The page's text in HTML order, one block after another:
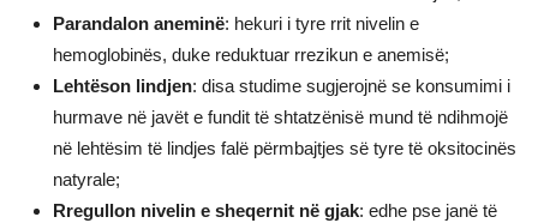
Parandalon aneminë: hekuri i tyre rrit nivelin e
hemoglobinës, duke reduktuar rrezikun e anemisë;
Lehtëson lindjen: disa studime sugjerojnë se konsumimi i
hurmave në javët e fundit të shtatzënisë mund të ndihmojë
në lehtësim të lindjes falë përmbajtjes së tyre të oksitocinës
natyrale;
Rregullon nivelin e sheqernit në gjak: edhe pse janë të